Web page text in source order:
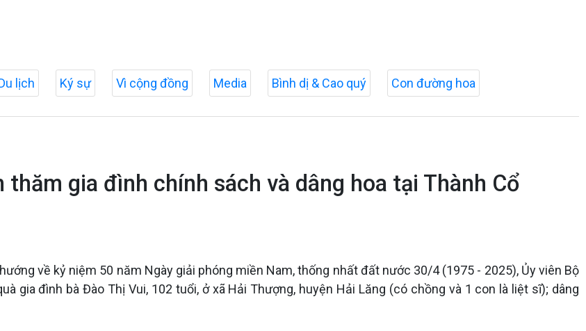
lịch Ký sự Vì cộng đồng Media Bình dị & Cao quý Con đường hoa
gia đình chính sách và dâng hoa tại Thành Cổ
về kỷ niệm 50 năm Ngày giải phóng miền Nam, thống nhất đất nước 30/4 (1975 - 2025), Ủy viên Bộ
gia đình bà Đào Thị Vui, 102 tuổi, ở xã Hải Thượng, huyện Hải Lăng (có chồng và 1 con là liệt sĩ); dâng